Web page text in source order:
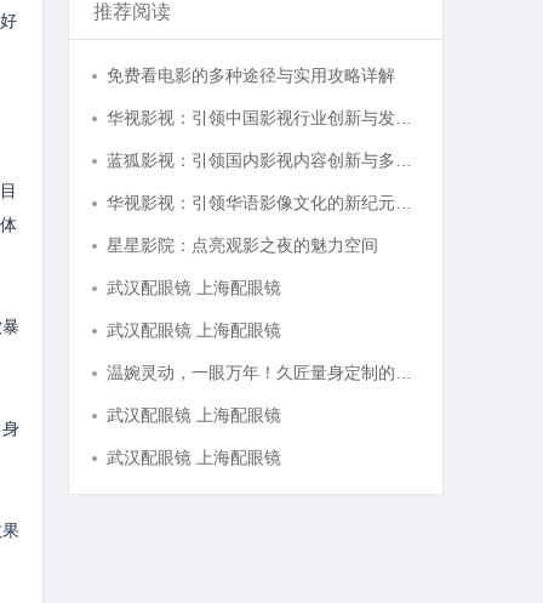
推荐阅读
免费看电影的多种途径与实用攻略详解
星星影院：点亮观影之夜的魅力空间
武汉配眼镜 上海配眼镜
武汉配眼镜 上海配眼镜
武汉配眼镜 上海配眼镜
武汉配眼镜 上海配眼镜